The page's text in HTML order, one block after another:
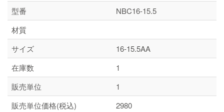
型番
NBC16-15.5
材質
サイズ
16-15.5AA
在庫数
1
販売単位
1
販売単位価格(税込)
2980